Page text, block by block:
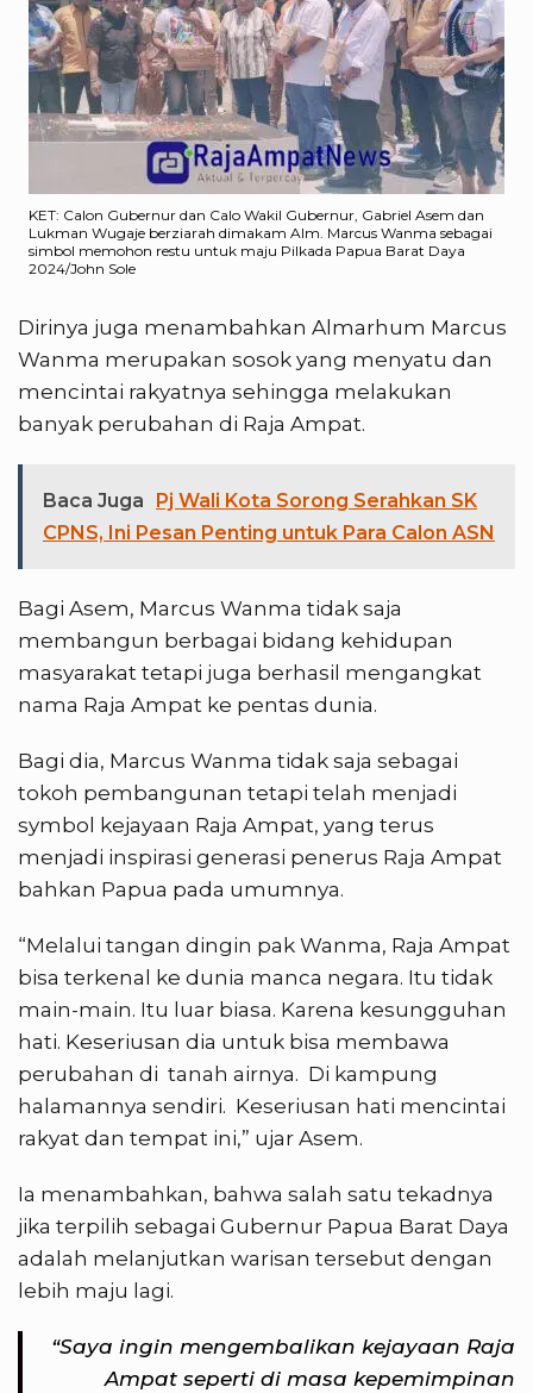
KET: Calon Gubernur dan Calo Wakil Gubernur, Gabriel Asem dan
Lukman Wugaje berziarah dimakam Alm. Marcus Wanma sebagai
simbol memohon restu untuk maju Pilkada Papua Barat Daya
2024/John Sole
Dirinya juga menambahkan Almarhum Marcus
Wanma merupakan sosok yang menyatu dan
mencintai rakyatnya sehingga melakukan
banyak perubahan di Raja Ampat.
Baca Juga
Pj Wali Kota Sorong Serahkan SK
CPNS, Ini Pesan Penting untuk Para Calon ASN
Bagi Asem, Marcus Wanma tidak saja
membangun berbagai bidang kehidupan
masyarakat tetapi juga berhasil mengangkat
nama Raja Ampat ke pentas dunia.
Bagi dia, Marcus Wanma tidak saja sebagai
tokoh pembangunan tetapi telah menjadi
symbol kejayaan Raja Ampat, yang terus
menjadi inspirasi generasi penerus Raja Ampat
bahkan Papua pada umumnya.
“Melalui tangan dingin pak Wanma, Raja Ampat
bisa terkenal ke dunia manca negara. Itu tidak
main-main. Itu luar biasa. Karena kesungguhan
hati. Keseriusan dia untuk bisa membawa
perubahan di tanah airnya. Di kampung
halamannya sendiri. Keseriusan hati mencintai
rakyat dan tempat ini,” ujar Asem.
Ia menambahkan, bahwa salah satu tekadnya
jika terpilih sebagai Gubernur Papua Barat Daya
adalah melanjutkan warisan tersebut dengan
lebih maju lagi.
“Saya ingin mengembalikan kejayaan Raja
Ampat seperti di masa kepemimpinan